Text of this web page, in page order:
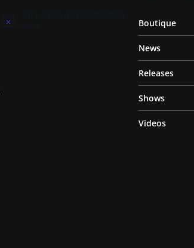
N
Boutique
News
Releases
Shows
Videos